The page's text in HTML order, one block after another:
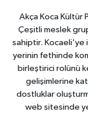
Akça Koca Kültür
Çeşitli meslek
sahiptir. Kocaeli'ye
yerinin fethinde
birleştirici rolünü
gelişimlerine
dostluklar
web sitesinde